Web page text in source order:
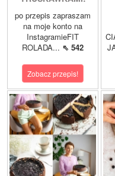
po przepis zapraszam
na moje konto na
InstagramieFIT
ROLADA... ⇖ 542
Zobacz przepis!